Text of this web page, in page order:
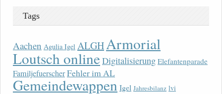
Tags
Aachen Agulia Igel ALGHArmorial
Loutsch onlineDigitalisierung Elefantenparade
FamiljefuerscherFehler im AL
Gemeindewappen Igel Jahresbilanz lvi